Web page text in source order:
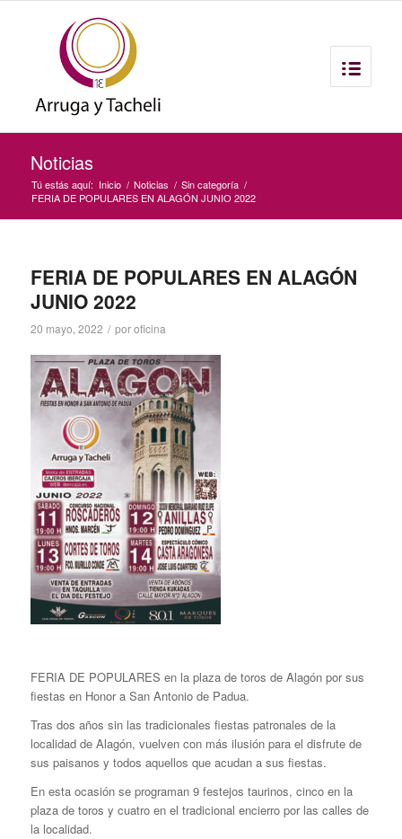
Noticias
Tú estás aquí: Inicio / Noticias / Sin categoría /
FERIA DE POPULARES EN ALAGÓN JUNIO 2022
FERIA DE POPULARES EN ALAGÓN
JUNIO 2022
20 mayo, 2022 / poroficina
FERIA DE POPULARES en la plaza de toros de Alagón por sus
fiestas en Honor a San Antonio de Padua.
Tras dos años sin las tradicionales fiestas patronales de la
localidad de Alagón, vuelven con más ilusión para el disfrute de
sus paisanos y todos aquellos que acudan a sus fiestas.
En esta ocasión se programan 9 festejos taurinos, cinco en la
plaza de toros y cuatro en el tradicional encierro por las calles de
la localidad.